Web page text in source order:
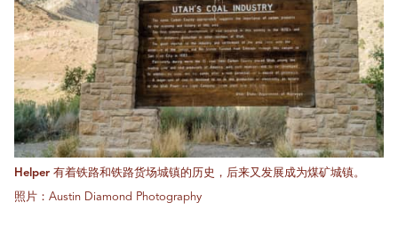
Helper 有着铁路和铁路货场城镇的历史，后来又发展成为煤矿城镇。
照片：Austin Diamond Photography